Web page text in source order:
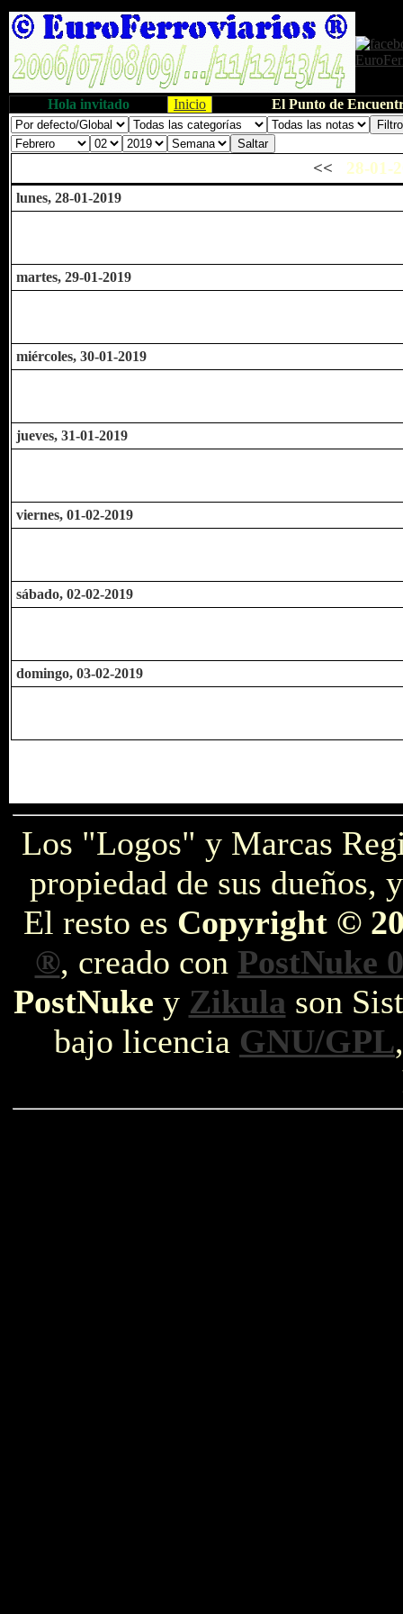
Hola invitado Inicio El Punto de
<< 28-01-
lunes, 28-01-2019
martes, 29-01-2019
miércoles, 30-01-2019
jueves, 31-01-2019
viernes, 01-02-2019
sábado, 02-02-2019
domingo, 03-02-2019
Los "Logos" y Marcas
propiedad de sus dueños,
El resto es Copyright ©
®, creado con PostNuke
PostNuke y Zikula son
bajo licencia GNU/GPL